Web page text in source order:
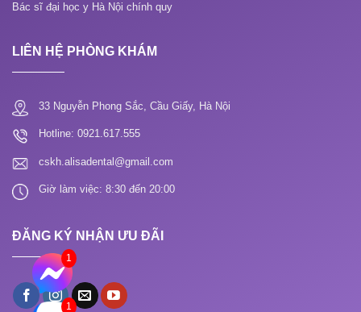
Bác sĩ đại học y Hà Nội chính quy
LIÊN HỆ PHÒNG KHÁM
33 Nguyễn Phong Sắc, Cầu Giấy, Hà Nội
Hotline: 0921.617.555
cskh.alisadental@gmail.com
Giờ làm việc: 8:30 đến 20:00
ĐĂNG KÝ NHẬN ƯU ĐÃI
1
1